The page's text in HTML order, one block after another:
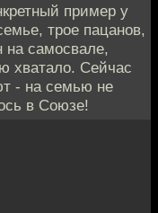
пример у
трое пацанов,
на самосвале,
хватало. Сейчас
- на семью не
в Союзе!